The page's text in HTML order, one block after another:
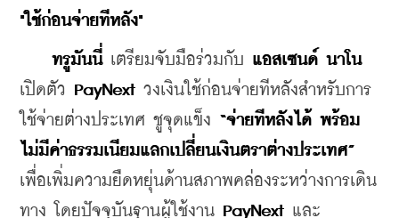
"ใช้ก่อนจ่ายทีหลัง"
ทรูมันนี่ เตรียมจับมือร่วมกับ แอสเซนด์ นาโน
เปิดตัว PayNext วงเงินใช้ก่อนจ่ายทีหลังสำหรับการ
ใช้จ่ายต่างประเทศ ชูจุดแข็ง “จ่ายทีหลังได้ พร้อม
ไม่มีค่าธรรมเนียมแลกเปลี่ยนเงินตราต่างประเทศ”
เพื่อเพิ่มความยืดหยุ่นด้านสภาพคล่องระหว่างการเดิน
ทาง โดยปัจจุบันฐานผู้ใช้งาน PayNext